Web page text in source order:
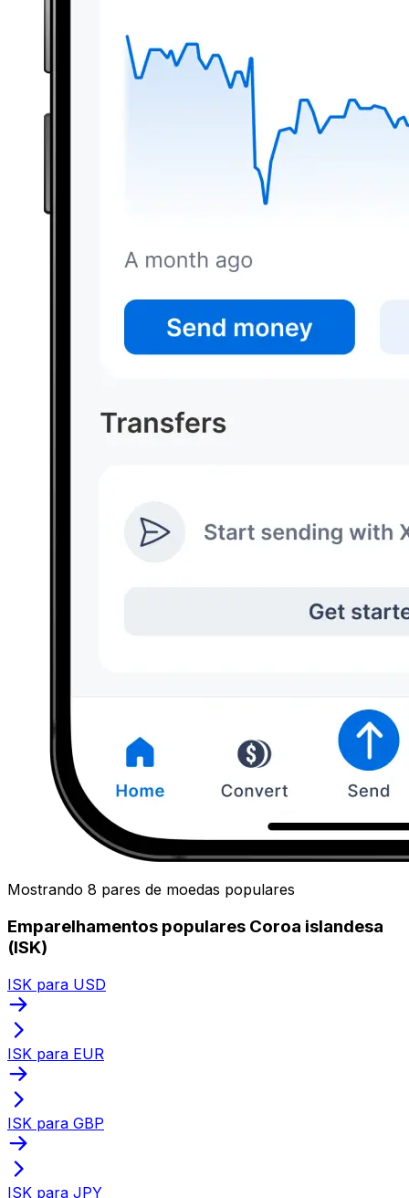
Mostrando 8 pares de moedas populares
Emparelhamentos populares Coroa islandesa
(ISK)
ISK para USD
ISK para EUR
ISK para GBP
ISK para JPY